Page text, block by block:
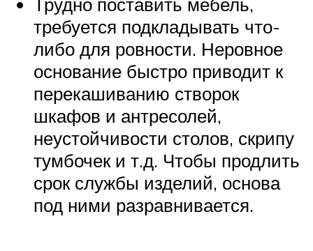
требуется подкладывать что-
либо для ровности. Неровное
основание быстро приводит к
перекашиванию створок
шкафов и антресолей,
неустойчивости столов, скрипу
тумбочек и т.д. Чтобы продлить
срок службы изделий, основа
под ними разравнивается.